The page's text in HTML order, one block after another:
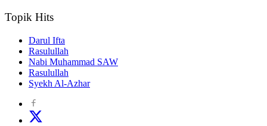
Topik Hits
Darul Ifta
Rasulullah
Nabi Muhammad SAW
Rasulullah
Syekh Al-Azhar